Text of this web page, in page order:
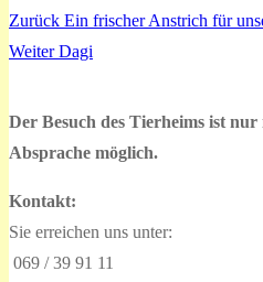
Beitragsnavigation
Zurück Vorheriger
Beitrag:
Ein frischer Anstrich für
Weiter Nächster
Dagi
Der Besuch des Tierheims ist
Absprache möglich.
Kontakt:
Sie erreichen uns unter:
069 / 39 91 11